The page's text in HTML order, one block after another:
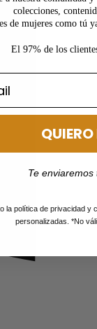
colecciones,
de mujeres como
El 97% de los
Te
la política de privacidad y
personalizadas. *No